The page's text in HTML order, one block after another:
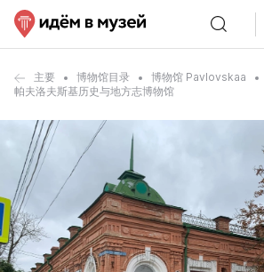
主要 博物馆目录
博物馆 Pavlovskaa
帕夫洛夫斯基历史与地方志博物馆